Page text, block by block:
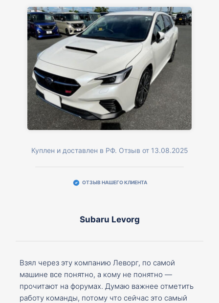
Куплен и доставлен в РФ. Отзыв от 13.08.2025
ОТЗЫВ НАШЕГО КЛИЕНТА
Subaru Levorg
Взял через эту компанию Леворг, по самой
машине все понятно, а кому не понятно —
прочитают на форумах. Думаю важнее отметить
работу команды, потому что сейчас это самый